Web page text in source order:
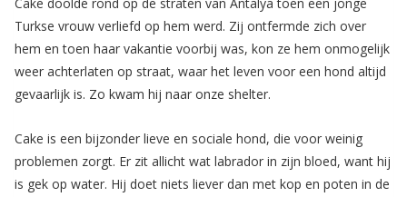
Turkse vrouw verliefd op hem werd. Zij ontfermde zich over
hem en toen haar vakantie voorbij was, kon ze hem onmogelijk
weer achterlaten op straat, waar het leven voor een hond altijd
gevaarlijk is. Zo kwam hij naar onze shelter.
Cake is een bijzonder lieve en sociale hond, die voor weinig
problemen zorgt. Er zit allicht wat labrador in zijn bloed, want hij
is gek op water. Hij doet niets liever dan met kop en poten in de